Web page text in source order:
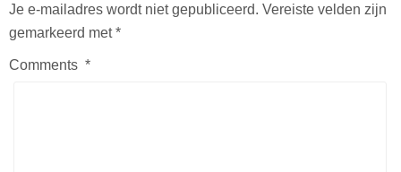
Je e-mailadres wordt niet gepubliceerd. Vereiste velden zijn
gemarkeerd met*
Comments *